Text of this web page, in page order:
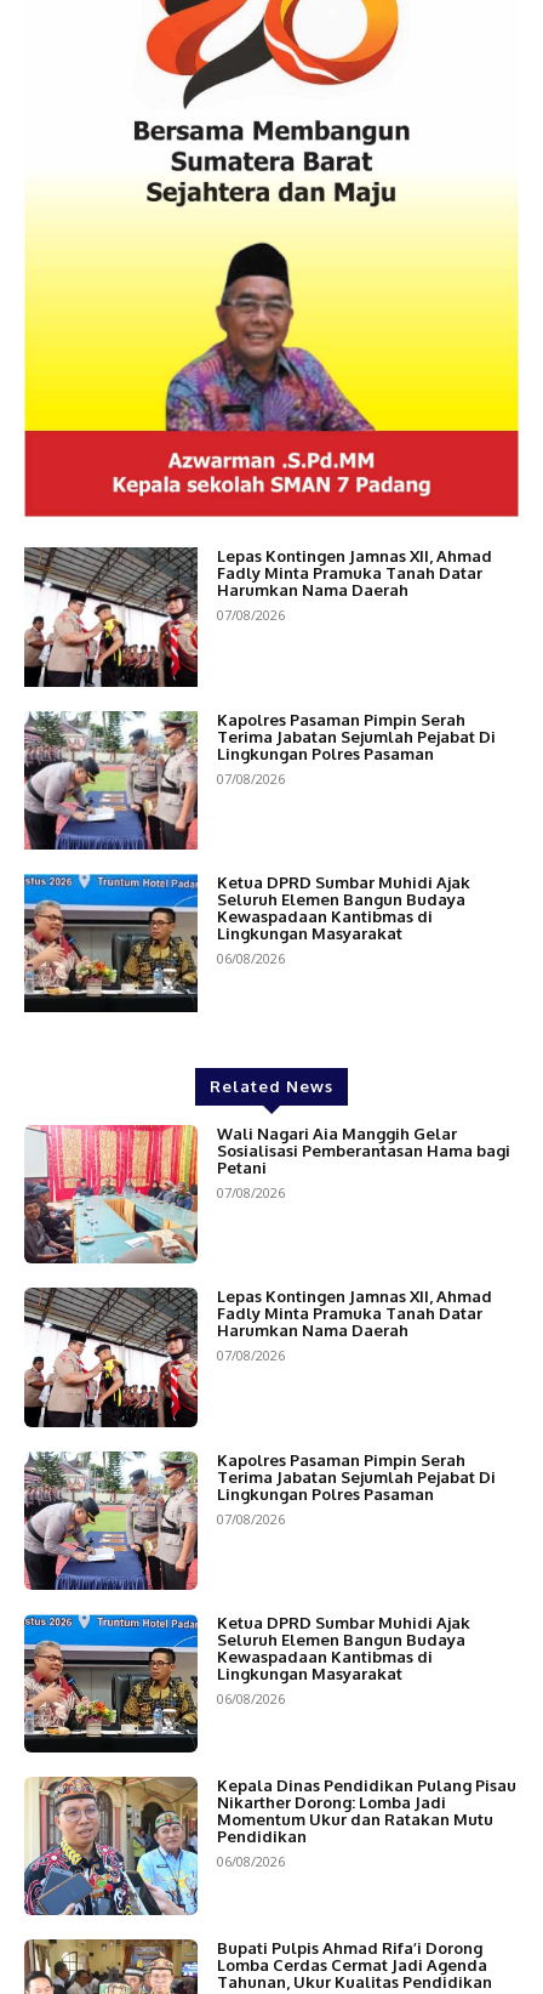
Lepas Kontingen Jamnas XII, Ahmad
Fadly Minta Pramuka Tanah Datar
Harumkan Nama Daerah
07/08/2026
Kapolres Pasaman Pimpin Serah
Terima Jabatan Sejumlah Pejabat Di
Lingkungan Polres Pasaman
07/08/2026
Ketua DPRD Sumbar Muhidi Ajak
Seluruh Elemen Bangun Budaya
Kewaspadaan Kantibmas di
Lingkungan Masyarakat
06/08/2026
Related News
Wali Nagari Aia Manggih Gelar
Sosialisasi Pemberantasan Hama bagi
Petani
07/08/2026
Lepas Kontingen Jamnas XII, Ahmad
Fadly Minta Pramuka Tanah Datar
Harumkan Nama Daerah
07/08/2026
Kapolres Pasaman Pimpin Serah
Terima Jabatan Sejumlah Pejabat Di
Lingkungan Polres Pasaman
07/08/2026
Ketua DPRD Sumbar Muhidi Ajak
Seluruh Elemen Bangun Budaya
Kewaspadaan Kantibmas di
Lingkungan Masyarakat
06/08/2026
Kepala Dinas Pendidikan Pulang Pisau
Nikarther Dorong: Lomba Jadi
Momentum Ukur dan Ratakan Mutu
Pendidikan
06/08/2026
Bupati Pulpis Ahmad Rifa’i Dorong
Lomba Cerdas Cermat Jadi Agenda
Tahunan, Ukur Kualitas Pendidikan